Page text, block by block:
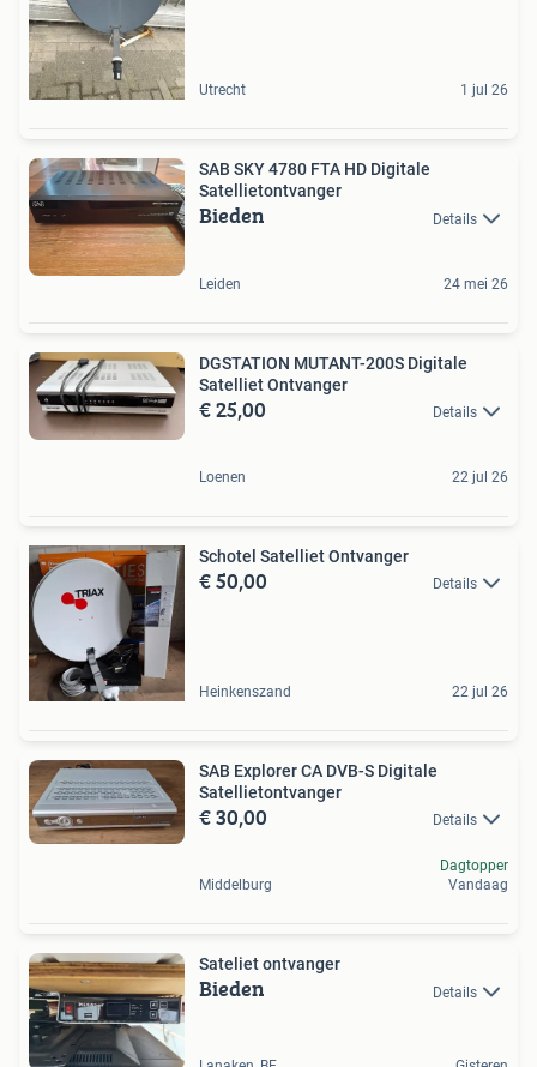
Utrecht 1 jul 26
SAB SKY 4780 FTA HD Digitale
Satellietontvanger
Bieden Details
Leiden 24 mei 26
DGSTATION MUTANT-200S Digitale
Satelliet Ontvanger
€ 25,00 Details
Loenen 22 jul 26
Schotel Satelliet Ontvanger
€ 50,00 Details
Heinkenszand 22 jul 26
SAB Explorer CA DVB-S Digitale
Satellietontvanger
€ 30,00 Details
Middelburg
Dagtopper
Vandaag
Sateliet ontvanger
Bieden Details